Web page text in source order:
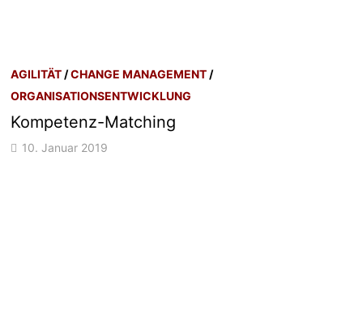
AGILITÄT /CHANGE MANAGEMENT /
ORGANISATIONSENTWICKLUNG
Kompetenz-Matching
10. Januar 2019